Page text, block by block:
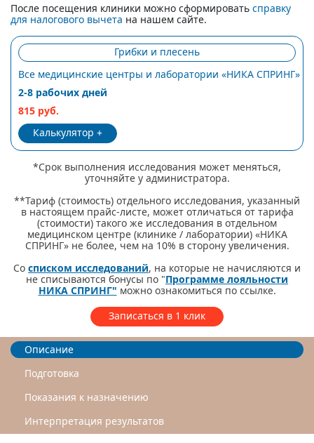
После посещения клиники можно сформировать справку
для налогового вычета на нашем сайте.
Грибки и плесень
Все медицинские центры и лаборатории «НИКА СПРИНГ»
2-8 рабочих дней
815 руб.
Калькулятор
*Срок выполнения исследования может меняться,
уточняйте у администратора.
**Тариф (стоимость) отдельного исследования, указанный
в настоящем прайс-листе, может отличаться от тарифа
(стоимости) такого же исследования в отдельном
медицинском центре (клинике / лаборатории) «НИКА
СПРИНГ» не более, чем на 10% в сторону увеличения.
Со списком исследований, на которые не начисляются и
не списываются бонусы по "Программе лояльности
НИКА СПРИНГ" можно ознакомиться по ссылке.
Записаться в 1 клик
Описание
Подготовка
Показания к назначению
Интерпретация результатов